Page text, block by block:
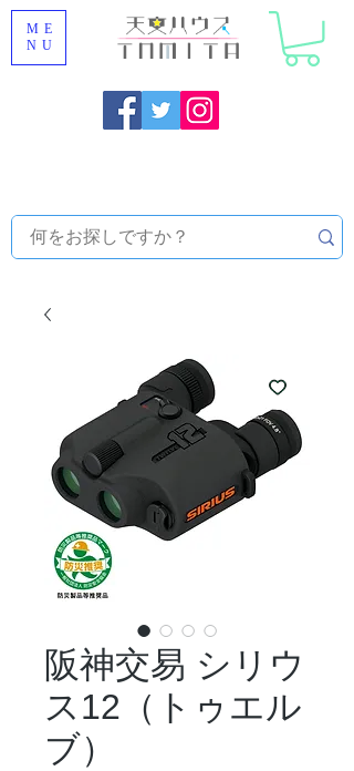
ME
NU
阪神交易 シリウ
ス12（トゥエル
ブ）